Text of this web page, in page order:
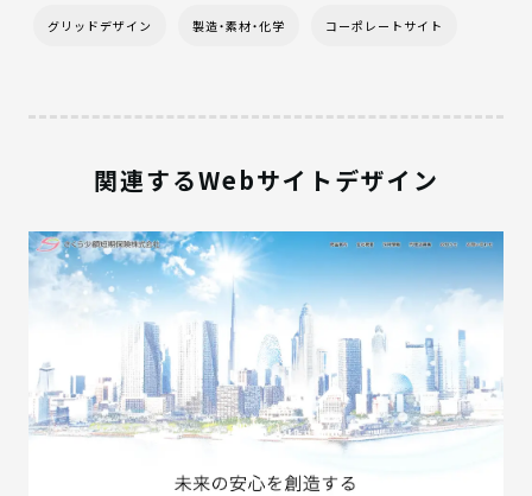
グリッドデザイン 製造・素材・化学 コーポレートサイト
関連するWebサイトデザイン